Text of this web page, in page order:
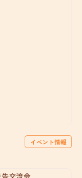
イベント情報